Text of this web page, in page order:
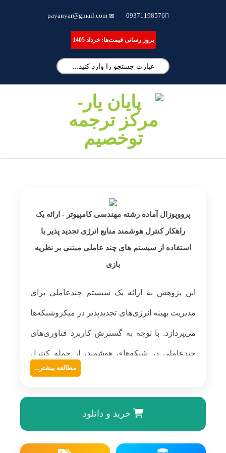
09371198576
payanyar@gmail.com
بروز رسانی قیمت‌ها: خرداد 1405
پرووپوزال آماده رشته مهندسی کامپیوتر - ارائه یک
راهکار کنترل هوشمند منابع انرژی تجدید پذیر با
استفاده از سیستم های چند عاملی مبتنی بر نظریه
بازی
این پژوهش به ارائه یک سیستم چندعاملی برای
مدیریت بهینه انرژی‌های تجدیدپذیر در میکروشبکه‌ها
می‌پردازد. با توجه به گسترش کاربرد فناوری‌های
چندعاملی در شبکه‌های هوشمند، از جمله کنترل
فرکانس، زمان‌بندی بار، تشخیص خطا و بازیابی
مسئله چندهدفه پیکربندی مجدد خطوط توزیع
مطالعه بیشتر...
خرید و دانلود